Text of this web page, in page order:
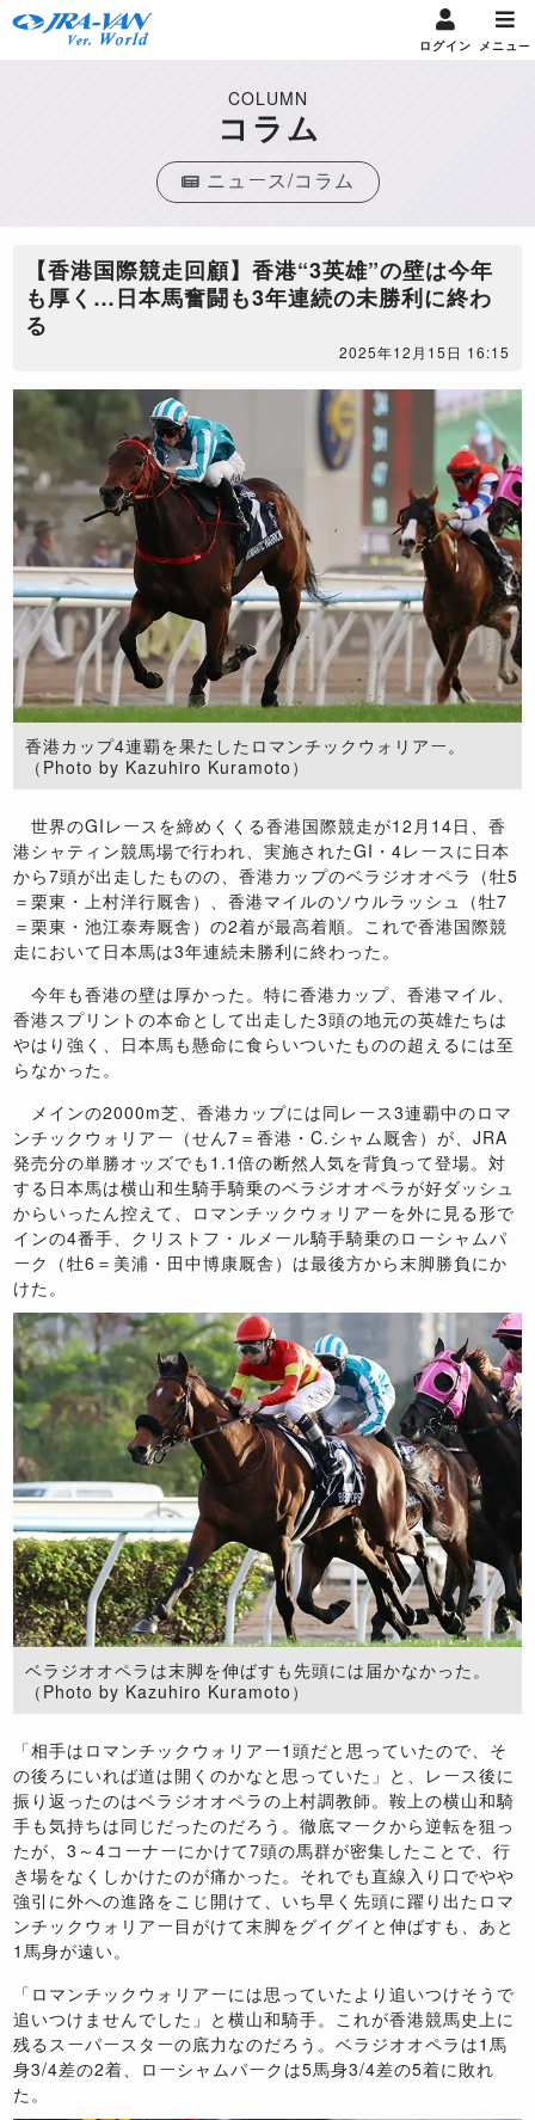
ログイン メニュー
COLUMN
コラム
ニュース/コラム
【香港国際競走回顧】香港“3英雄”の壁は今年
も厚く…日本馬奮闘も3年連続の未勝利に終わ
る
2025年12月15日 16:15
香港カップ4連覇を果たしたロマンチックウォリアー。
（Photo by Kazuhiro Kuramoto）
世界のGIレースを締めくくる香港国際競走が12月14日、香
港シャティン競馬場で行われ、実施されたGI・4レースに日本
から7頭が出走したものの、香港カップのベラジオオペラ（牡5
＝栗東・上村洋行厩舎）、香港マイルのソウルラッシュ（牡7
＝栗東・池江泰寿厩舎）の2着が最高着順。これで香港国際競
走において日本馬は3年連続未勝利に終わった。
今年も香港の壁は厚かった。特に香港カップ、香港マイル、
香港スプリントの本命として出走した3頭の地元の英雄たちは
やはり強く、日本馬も懸命に食らいついたものの超えるには至
らなかった。
メインの2000m芝、香港カップには同レース3連覇中のロマ
ンチックウォリアー（せん7＝香港・C.シャム厩舎）が、JRA
発売分の単勝オッズでも1.1倍の断然人気を背負って登場。対
する日本馬は横山和生騎手騎乗のベラジオオペラが好ダッシュ
からいったん控えて、ロマンチックウォリアーを外に見る形で
インの4番手、クリストフ・ルメール騎手騎乗のローシャムパ
ーク（牡6＝美浦・田中博康厩舎）は最後方から末脚勝負にか
けた。
ベラジオオペラは末脚を伸ばすも先頭には届かなかった。
（Photo by Kazuhiro Kuramoto）
「相手はロマンチックウォリアー1頭だと思っていたので、そ
の後ろにいれば道は開くのかなと思っていた」と、レース後に
振り返ったのはベラジオオペラの上村調教師。鞍上の横山和騎
手も気持ちは同じだったのだろう。徹底マークから逆転を狙っ
たが、3～4コーナーにかけて7頭の馬群が密集したことで、行
き場をなくしかけたのが痛かった。それでも直線入り口でやや
強引に外への進路をこじ開けて、いち早く先頭に躍り出たロマ
ンチックウォリアー目がけて末脚をグイグイと伸ばすも、あと
1馬身が遠い。
「ロマンチックウォリアーには思っていたより追いつけそうで
追いつけませんでした」と横山和騎手。これが香港競馬史上に
残るスーパースターの底力なのだろう。ベラジオオペラは1馬
身3/4差の2着、ローシャムパークは5馬身3/4差の5着に敗れ
た。